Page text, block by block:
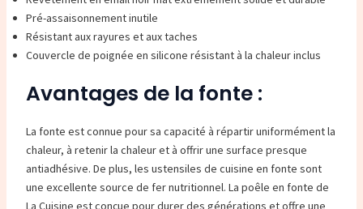
Pré-assaisonnement inutile
Résistant aux rayures et aux taches
Couvercle de poignée en silicone résistant à la chaleur inclus
Avantages de la fonte :
La fonte est connue pour sa capacité à répartir uniformément la
chaleur, à retenir la chaleur et à offrir une surface presque
antiadhésive. De plus, les ustensiles de cuisine en fonte sont
une excellente source de fer nutritionnel. La poêle en fonte de
La Cuisine est conçue pour durer des générations et offre une